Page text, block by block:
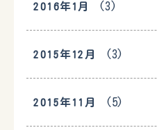
2016年1月 (3)
2015年12月 (3)
2015年11月 (5)